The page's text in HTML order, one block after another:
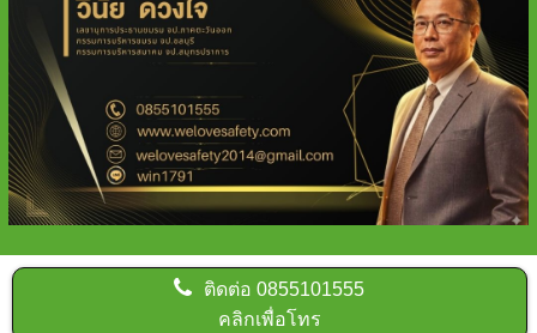
ติดต่อ0855101555
คลิกเพื่อโทร